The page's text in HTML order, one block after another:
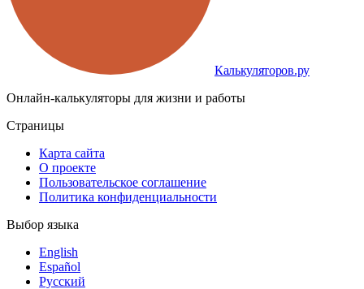
Калькуляторов.ру
Онлайн-калькуляторы для жизни и работы
Страницы
Карта сайта
О проекте
Пользовательское соглашение
Политика конфиденциальности
Выбор языка
English
Español
Русский